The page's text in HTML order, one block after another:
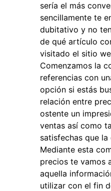
sería el más
sencillamente te
dubitativo y no
de qué artículo
visitado el sitio
Comenzamos la
referencias con
opción si estás
relación entre
ostente un
ventas así como
satisfechas que la
Mediante esta
precios te vamos
aquella
utilizar con el fin